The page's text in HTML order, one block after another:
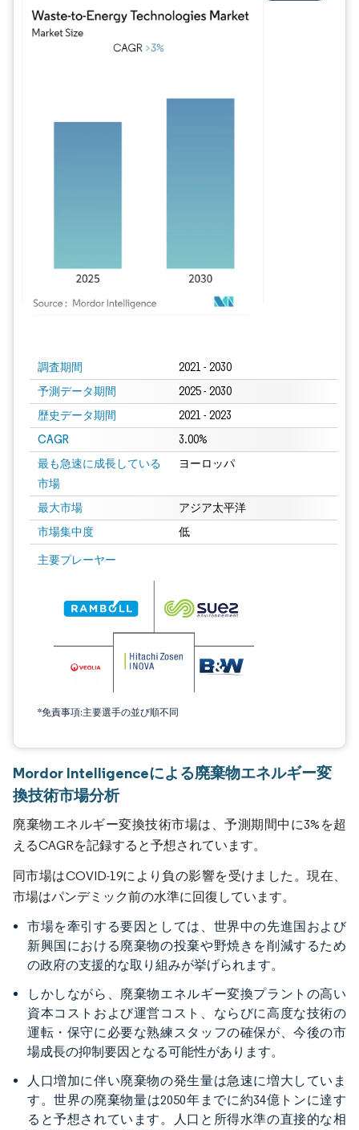
調査期間 2021 - 2030
予測データ期間 2025 - 2030
歴史データ期間 2021 - 2023
CAGR 3.00%
最も急速に成長している
市場
ヨーロッパ
最大市場 アジア太平洋
市場集中度 低
主要プレーヤー
*免責事項:主要選手の並び順不同
Mordor Intelligenceによる廃棄物エネルギー変
換技術市場分析
廃棄物エネルギー変換技術市場は、予測期間中に3%を超
えるCAGRを記録すると予想されています。
同市場はCOVID-19により負の影響を受けました。現在、
市場はパンデミック前の水準に回復しています。
市場を牽引する要因としては、世界中の先進国および
新興国における廃棄物の投棄や野焼きを削減するため
の政府の支援的な取り組みが挙げられます。
しかしながら、廃棄物エネルギー変換プラントの高い
資本コストおよび運営コスト、ならびに高度な技術の
運転・保守に必要な熟練スタッフの確保が、今後の市
場成長の抑制要因となる可能性があります。
人口増加に伴い廃棄物の発生量は急速に増大していま
す。世界の廃棄物量は2050年までに約34億トンに達す
ると予想されています。人口と所得水準の直接的な相